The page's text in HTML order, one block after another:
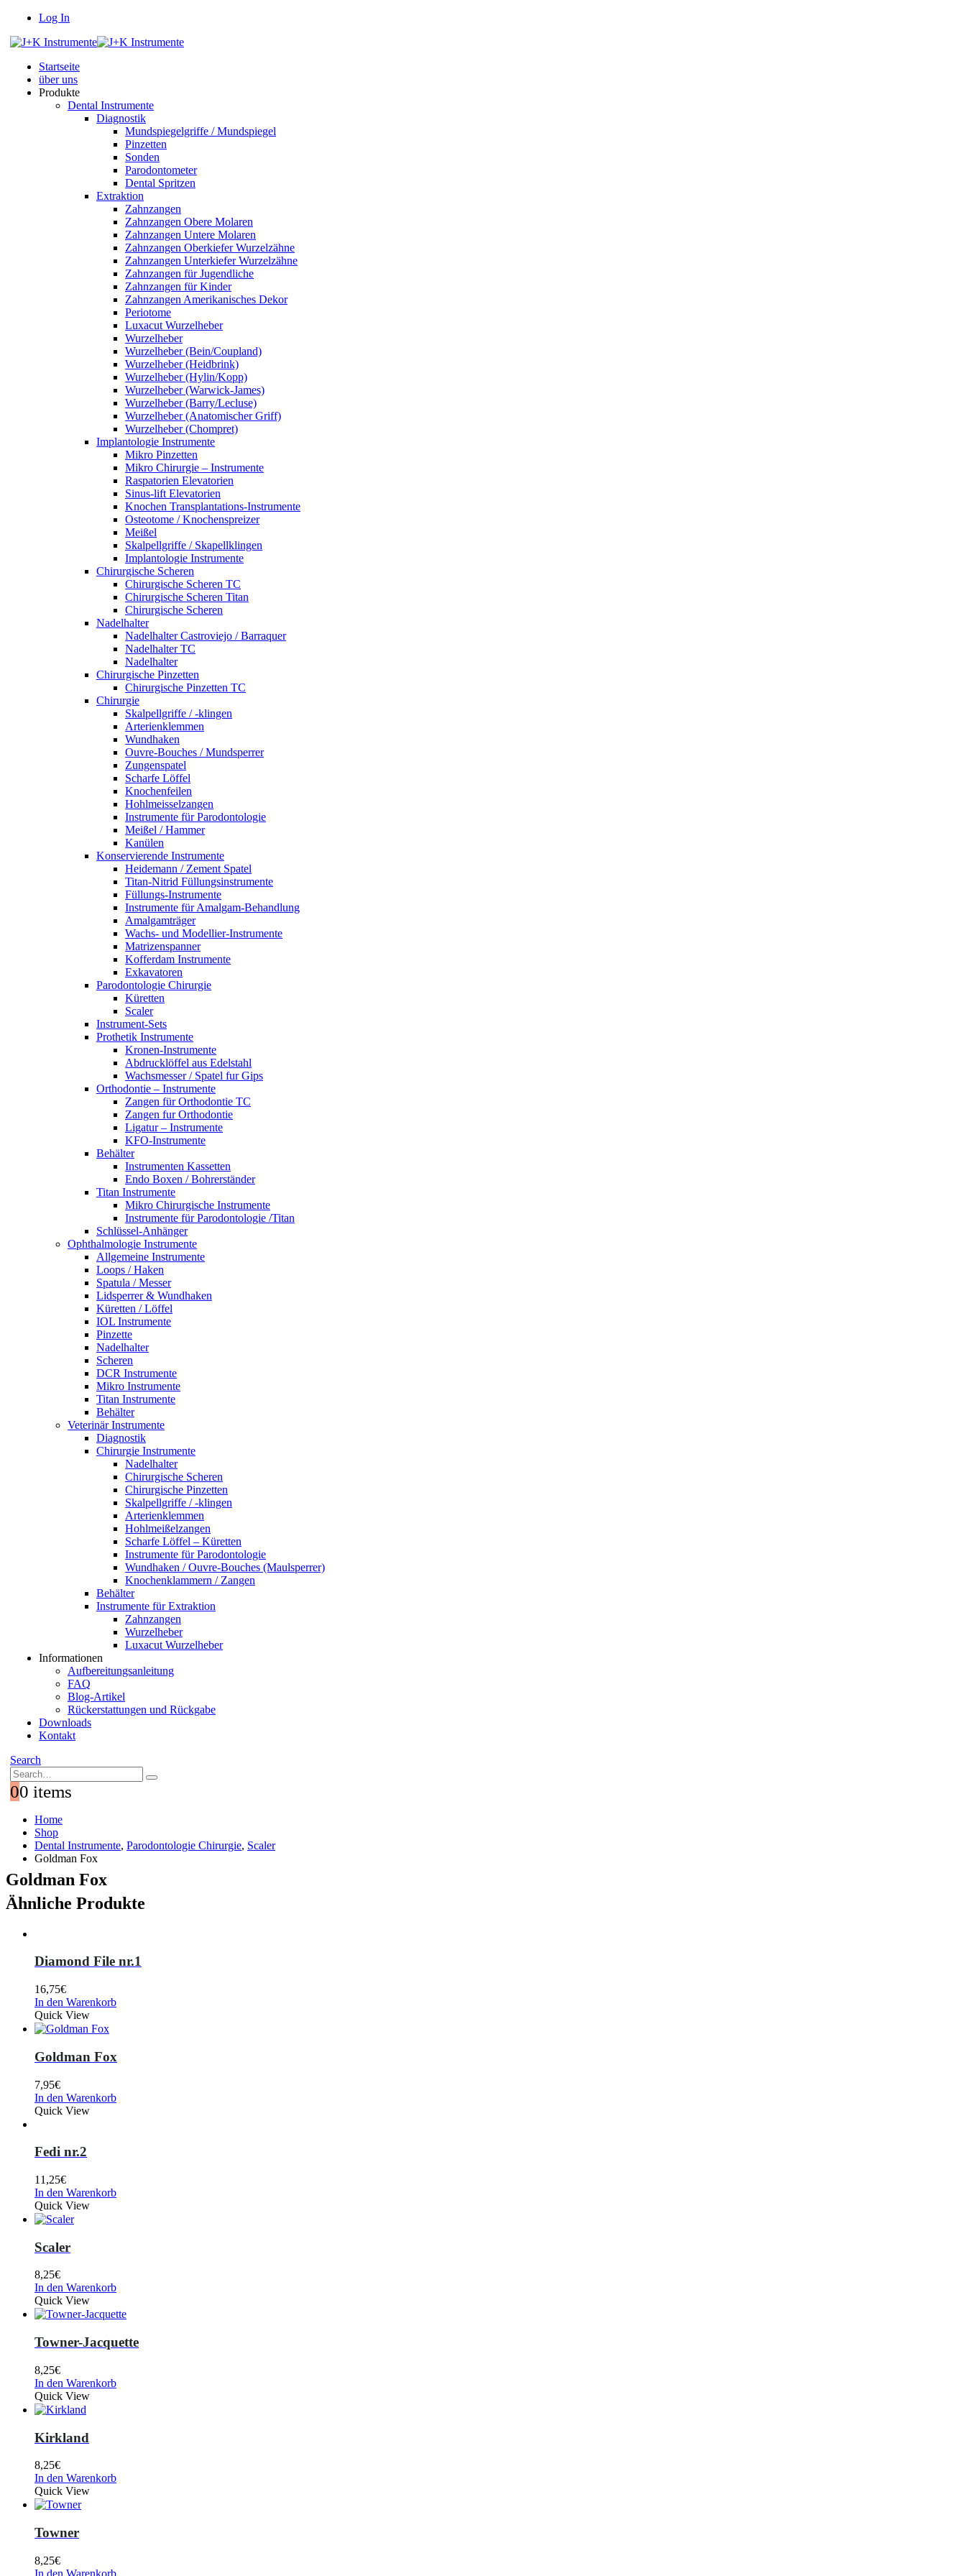
Log In
Startseite
über uns
Produkte
Dental Instrumente
Diagnostik
Mundspiegelgriffe / Mundspiegel
Pinzetten
Sonden
Parodontometer
Dental Spritzen
Extraktion
Zahnzangen
Zahnzangen Obere Molaren
Zahnzangen Untere Molaren
Zahnzangen Oberkiefer Wurzelzähne
Zahnzangen Unterkiefer Wurzelzähne
Zahnzangen für Jugendliche
Zahnzangen für Kinder
Zahnzangen Amerikanisches Dekor
Periotome
Luxacut Wurzelheber
Wurzelheber
Wurzelheber (Bein/Coupland)
Wurzelheber (Heidbrink)
Wurzelheber (Hylin/Kopp)
Wurzelheber (Warwick-James)
Wurzelheber (Barry/Lecluse)
Wurzelheber (Anatomischer Griff)
Wurzelheber (Chompret)
Implantologie Instrumente
Mikro Pinzetten
Mikro Chirurgie – Instrumente
Raspatorien Elevatorien
Sinus-lift Elevatorien
Knochen Transplantations-Instrumente
Osteotome / Knochenspreizer
Meißel
Skalpellgriffe / Skapellklingen
Implantologie Instrumente
Chirurgische Scheren
Chirurgische Scheren TC
Chirurgische Scheren Titan
Chirurgische Scheren
Nadelhalter
Nadelhalter Castroviejo / Barraquer
Nadelhalter TC
Nadelhalter
Chirurgische Pinzetten
Chirurgische Pinzetten TC
Chirurgie
Skalpellgriffe / -klingen
Arterienklemmen
Wundhaken
Ouvre-Bouches / Mundsperrer
Zungenspatel
Scharfe Löffel
Knochenfeilen
Hohlmeisselzangen
Instrumente für Parodontologie
Meißel / Hammer
Kanülen
Konservierende Instrumente
Heidemann / Zement Spatel
Titan-Nitrid Füllungsinstrumente
Füllungs-Instrumente
Instrumente für Amalgam-Behandlung
Amalgamträger
Wachs- und Modellier-Instrumente
Matrizenspanner
Kofferdam Instrumente
Exkavatoren
Parodontologie Chirurgie
Küretten
Scaler
Instrument-Sets
Prothetik Instrumente
Kronen-Instrumente
Abdrucklöffel aus Edelstahl
Wachsmesser / Spatel fur Gips
Orthodontie – Instrumente
Zangen für Orthodontie TC
Zangen fur Orthodontie
Ligatur – Instrumente
KFO-Instrumente
Behälter
Instrumenten Kassetten
Endo Boxen / Bohrerständer
Titan Instrumente
Mikro Chirurgische Instrumente
Instrumente für Parodontologie /Titan
Schlüssel-Anhänger
Ophthalmologie Instrumente
Allgemeine Instrumente
Loops / Haken
Spatula / Messer
Lidsperrer & Wundhaken
Küretten / Löffel
IOL Instrumente
Pinzette
Nadelhalter
Scheren
DCR Instrumente
Mikro Instrumente
Titan Instrumente
Behälter
Veterinär Instrumente
Diagnostik
Chirurgie Instrumente
Nadelhalter
Chirurgische Scheren
Chirurgische Pinzetten
Skalpellgriffe / -klingen
Arterienklemmen
Hohlmeißelzangen
Scharfe Löffel – Küretten
Instrumente für Parodontologie
Wundhaken / Ouvre-Bouches (Maulsperrer)
Knochenklammern / Zangen
Behälter
Instrumente für Extraktion
Zahnzangen
Wurzelheber
Luxacut Wurzelheber
Informationen
Aufbereitungsanleitung
FAQ
Blog-Artikel
Rückerstattungen und Rückgabe
Downloads
Kontakt
Search
00 items
Home
Shop
Dental Instrumente, Parodontologie Chirurgie, Scaler
Goldman Fox
Goldman Fox
Ähnliche Produkte
Diamond File nr.1
16,75€
In den Warenkorb
Quick View
Goldman Fox
7,95€
In den Warenkorb
Quick View
Fedi nr.2
11,25€
In den Warenkorb
Quick View
Scaler
8,25€
In den Warenkorb
Quick View
Towner-Jacquette
8,25€
In den Warenkorb
Quick View
Kirkland
8,25€
In den Warenkorb
Quick View
Towner
8,25€
In den Warenkorb